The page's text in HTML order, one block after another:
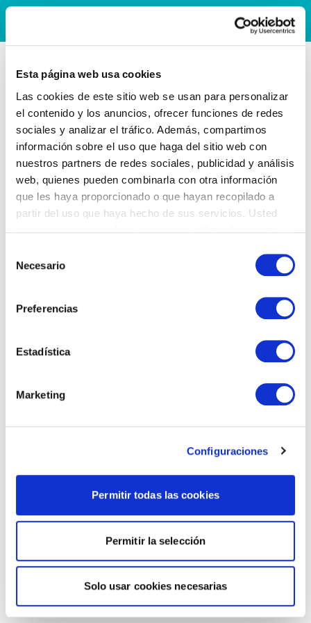
Esta página web usa cookies
Las cookies de este sitio web se usan para personalizar
el contenido y los anuncios, ofrecer funciones de redes
sociales y analizar el tráfico. Además, compartimos
información sobre el uso que haga del sitio web con
nuestros partners de redes sociales, publicidad y análisis
web, quienes pueden combinarla con otra información
que les haya proporcionado o que hayan recopilado a
partir del uso que haya hecho de sus servicios. Usted
Necesario
Preferencias
Estadística
Marketing
Configuraciones
Permitir todas las cookies
Permitir la selección
Solo usar cookies necesarias